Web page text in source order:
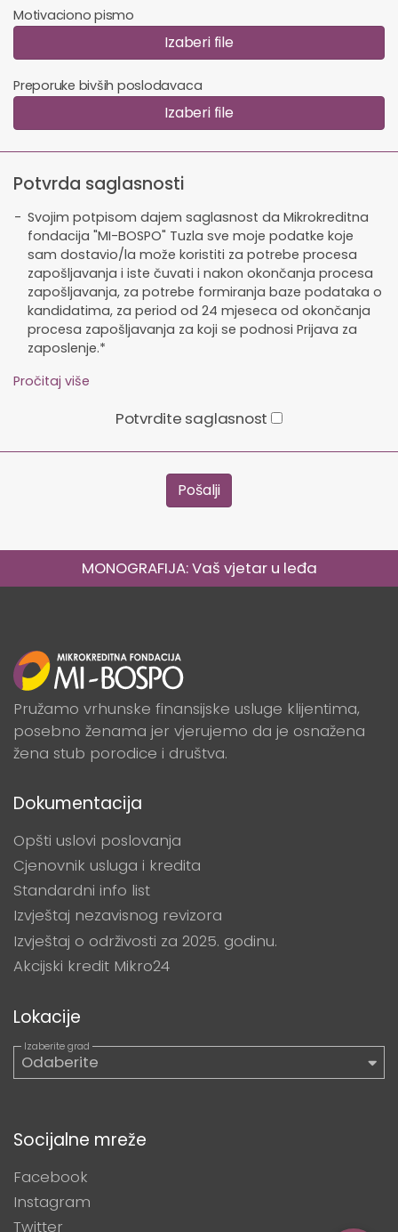
Motivaciono pismo
Izaberi file
Preporuke bivših poslodavaca
Izaberi file
Potvrda saglasnosti
Svojim potpisom dajem saglasnost da Mikrokreditna
fondacija "MI-BOSPO" Tuzla sve moje podatke koje
sam dostavio/la može koristiti za potrebe procesa
zapošljavanja i iste čuvati i nakon okončanja procesa
zapošljavanja, za potrebe formiranja baze podataka o
kandidatima, za period od 24 mjeseca od okončanja
procesa zapošljavanja za koji se podnosi Prijava za
zaposlenje.*
Pročitaj više
Potvrdite saglasnost
Pošalji
MONOGRAFIJA: Vaš vjetar u leđa
Pružamo vrhunske finansijske usluge klijentima,
posebno ženama jer vjerujemo da je osnažena
žena stub porodice i društva.
Dokumentacija
Opšti uslovi poslovanja
Cjenovnik usluga i kredita
Standardni info list
Izvještaj nezavisnog revizora
Izvještaj o održivosti za 2025. godinu.
Akcijski kredit Mikro24
Lokacije
Socijalne mreže
Facebook
Instagram
Twitter